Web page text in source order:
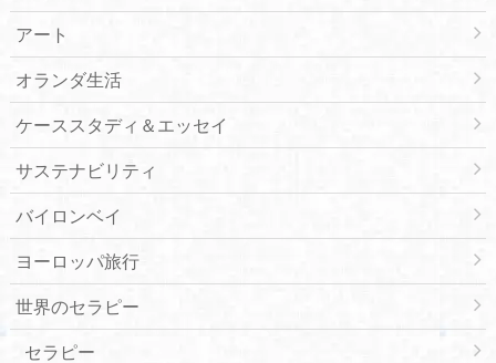
アート
オランダ生活
ケーススタディ＆エッセイ
サステナビリティ
バイロンベイ
ヨーロッパ旅行
世界のセラピー
セラピー